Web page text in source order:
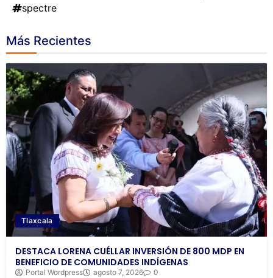
spectre
Más Recientes
Tlaxcala
DESTACA LORENA CUÉLLAR INVERSIÓN DE 800 MDP EN
BENEFICIO DE COMUNIDADES INDÍGENAS
Portal Wordpress agosto 7, 2026 0